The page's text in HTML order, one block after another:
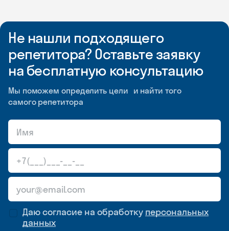
Не нашли подходящего
репетитора? Оставьте заявку
на бесплатную консультацию
Мы поможем определить цели и найти того
самого репетитора
Даю согласие на обработку персональных
данных